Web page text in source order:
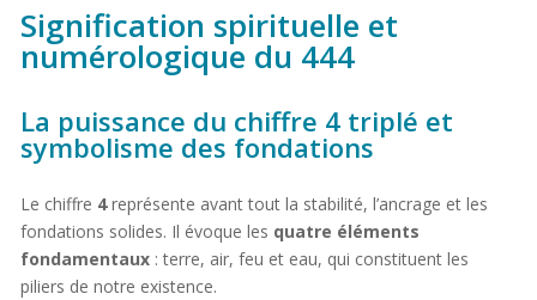
Signification spirituelle et
numérologique du 444
La puissance du chiffre 4 triplé et
symbolisme des fondations
Le chiffre 4représente avant tout la stabilité, l’ancrage et les
fondations solides. Il évoque les quatre éléments
fondamentaux: terre, air, feu et eau, qui constituent les
piliers de notre existence.